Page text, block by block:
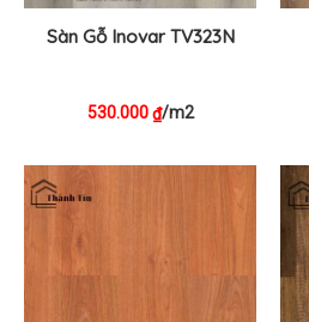
Sàn Gỗ Inovar TV323N
530.000₫/m2